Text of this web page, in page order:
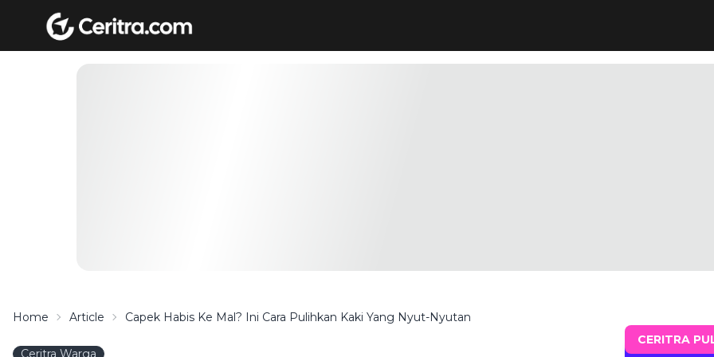
Home Article Capek Habis Ke Mal? Ini Cara Pulihkan Kaki Yang Nyut-Nyutan
Ceritra Warga
CERITRA